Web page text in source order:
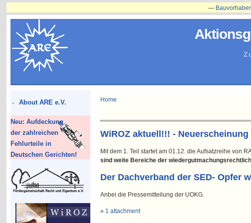
About ARE e.V.
Neu: Aufdeckung
der zahlreichen
Fehlurteile in
Deutschen Gerichten!
Bauvorhaben in
Home
WiROZ aktuell!!! - Neuerscheinung
Mit dem 1. Teil startet am 01.12. die Aufsatzreihe von
sind weite Bereiche der
Der Dachverband der SED- Opfer
Anbei die Pressemitteilung der UOKG.
» 1 attachment